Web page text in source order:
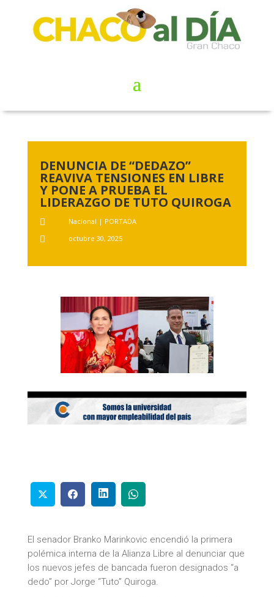
DENUNCIA DE “DEDAZO”
REAVIVA TENSIONES EN LIBRE
Y PONE A PRUEBA EL
LIDERAZGO DE TUTO QUIROGA
 Nacional | PORTADA
 octubre 30, 2025
El senador Branko Marinkovic encendió la primera
polémica interna de la Alianza Libre al denunciar que
los nuevos jefes de bancada fueron designados “a
dedo” por Jorge “Tuto” Quiroga.